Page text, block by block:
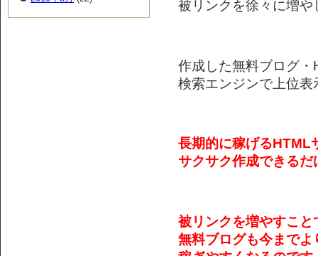
被リンクを徐々に増や
作成した無料ブログ
検索エンジンで上位
長期的に稼げるHTML
サクサク作成できるだ
被リンクを増やすこと
無料ブログも今までよ